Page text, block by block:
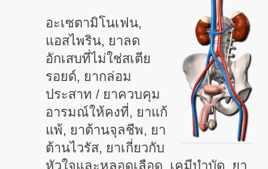
อะเซตามิโนเฟน,
แอสไพริน, ยาลด
อักเสบที่ไม่ใช่สเตีย
รอยด์, ยากล่อม
ประสาท / ยาควบคุม
อารมณ์ให้คงที่, ยาแก้
แพ้, ยาต้านจุลชีพ, ยา
ต้านไวรัส, ยาเกี่ยวกับ
หัวใจและหลอดเลือด, เคมีบำบัด, ยา